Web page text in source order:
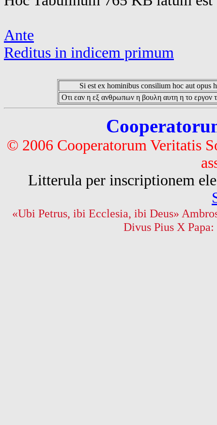
Ante
Reditus in indicem primum
Si est ex hominibus consilium hoc aut opus
Οτι εαν η εξ ανθρωπων η βουλη αυτη η το εργον
© 2006 Cooperatorum Veritatis
Litterula per inscriptionem
«Ubi Petrus, ibi Ecclesia, ibi Deus»
Divus Pius X Papa: